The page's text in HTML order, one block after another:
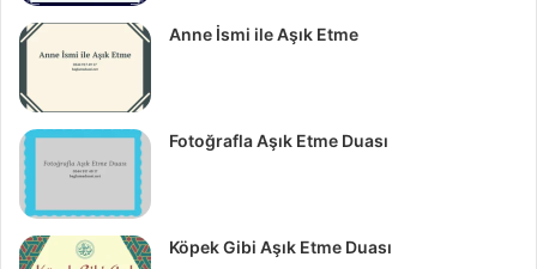
Anne İsmi ile Aşık Etme
Fotoğrafla Aşık Etme Duası
Köpek Gibi Aşık Etme Duası